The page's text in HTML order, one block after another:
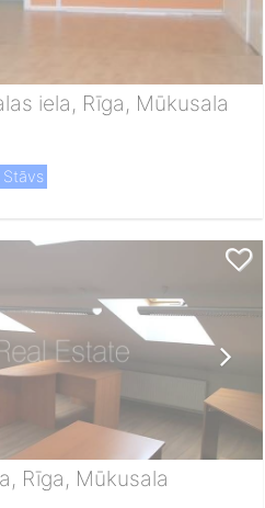
Komerctelpas, Mūkusalas iela, Rīga, Mūkusala
2/2 Stāvs
Komerctelpas, Dēļu iela, Rīga, Mūkusala